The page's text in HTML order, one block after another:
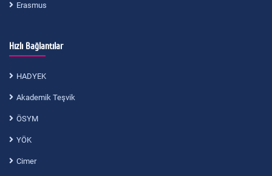
Erasmus
Hızlı Bağlantılar
HADYEK
Akademik Teşvik
ÖSYM
YÖK
Cimer